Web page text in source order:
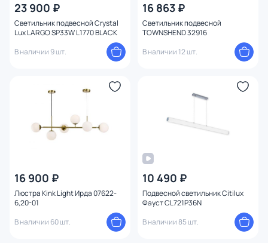
23 900 ₽
Светильник подвесной Crystal
Lux LARGO SP33W L1770 BLACK
В наличии 9 шт.
16 863 ₽
Светильник подвесной
TOWNSHEND 32916
В наличии 12 шт.
16 900 ₽
Люстра Kink Light Ирда 07622-
6,20-01
В наличии 60 шт.
10 490 ₽
Подвесной светильник Citilux
Фауст CL721P36N
В наличии 85 шт.